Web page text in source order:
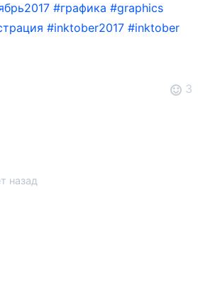
#графика #graphics
#inktober2017 #inktober
3
назад